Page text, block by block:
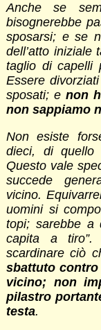
Anche se
bisognerebbe
sposarsi; e se
dell’atto iniziale
taglio di capelli
Essere
sposati; e non
non sappiamo
Non esiste
dieci, di quello
Questo vale
succede
vicino.
uomini si
topi; sarebbe a
capita a tiro”.
scardinare ciò
sbattuto contro
vicino; non
pilastro
testa.